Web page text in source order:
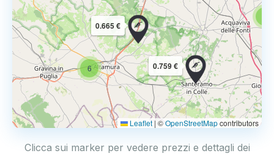
6 0.759 €
0.665 €
Leaflet | ©OpenStreetMapcontributors
Clicca sui marker per vedere prezzi e dettagli dei